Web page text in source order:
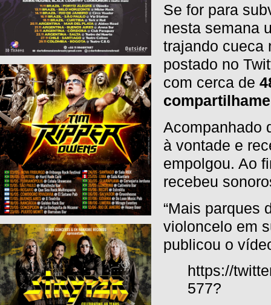
Se for para
nesta semana
trajando cueca
postado no
com cerca de
Acompanhado
à vontade e
empolgou. Ao
recebeu
“Mais parques
violoncelo em
publicou o
https://
577?